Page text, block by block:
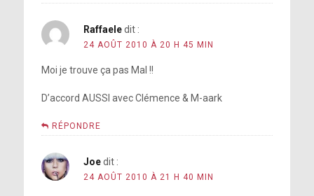
Raffaele dit :
24 AOÛT 2010 À 20 H 45 MIN
Moi je trouve ça pas Mal !!
D’accord AUSSI avec Clémence & M-aark
RÉPONDRE
Joe dit :
24 AOÛT 2010 À 21 H 40 MIN